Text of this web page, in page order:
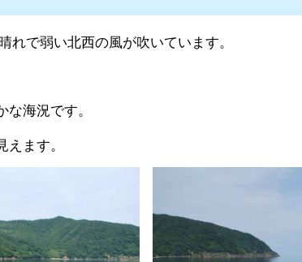
れで弱い北西の風が吹いています。
海況です。
ます。